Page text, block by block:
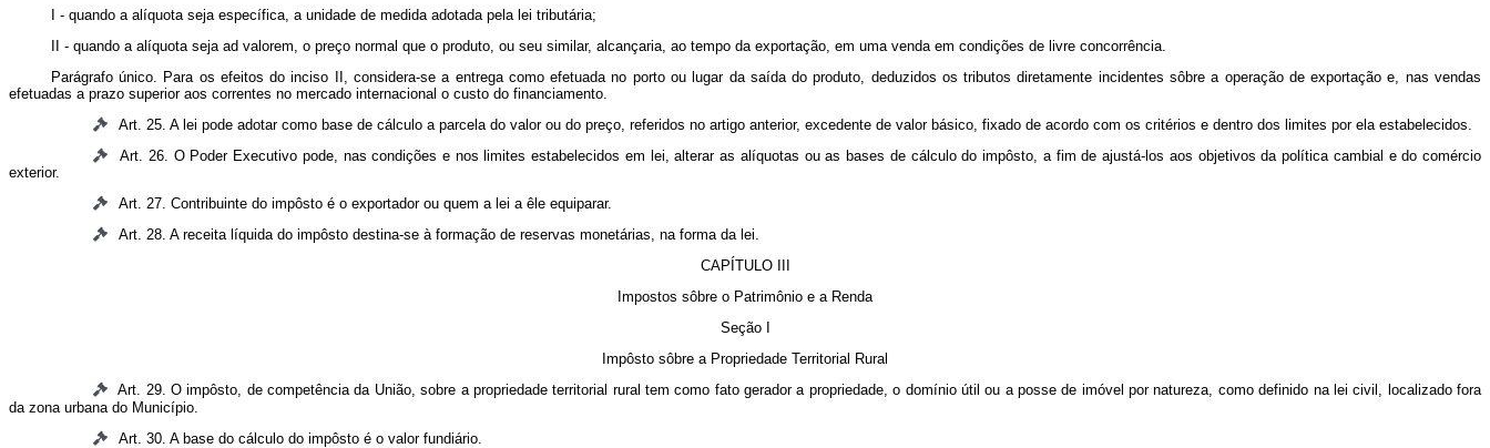
I - quando a alíquota seja específica, a unidade de medida adotada pela lei tributária;
II - quando a alíquota seja ad valorem, o preço normal que o produto, ou seu similar, alcançaria, ao tempo da exportação, em uma venda em condições de livre concorrência.
Parágrafo único. Para os efeitos do inciso II, considera-se a entrega como efetuada no porto ou lugar da saída do produto, deduzidos os tributos diretamente incidentes sôbre a operação de exportação e, nas vendas
efetuadas a prazo superior aos correntes no mercado internacional o custo do financiamento.
Art. 25. A lei pode adotar como base de cálculo a parcela do valor ou do preço, referidos no artigo anterior, excedente de valor básico, fixado de acordo com os critérios e dentro dos limites por ela estabelecidos.
Art. 26. O Poder Executivo pode, nas condições e nos limites estabelecidos em lei, alterar as alíquotas ou as bases de cálculo do impôsto, a fim de ajustá-los aos objetivos da política cambial e do comércio
exterior.
Art. 27. Contribuinte do impôsto é o exportador ou quem a lei a êle equiparar.
Art. 28. A receita líquida do impôsto destina-se à formação de reservas monetárias, na forma da lei.
CAPÍTULO III
Impostos sôbre o Patrimônio e a Renda
Seção I
Impôsto sôbre a Propriedade Territorial Rural
Art. 29. O impôsto, de competência da União, sobre a propriedade territorial rural tem como fato gerador a propriedade, o domínio útil ou a posse de imóvel por natureza, como definido na lei civil, localizado fora
da zona urbana do Município.
Art. 30. A base do cálculo do impôsto é o valor fundiário.